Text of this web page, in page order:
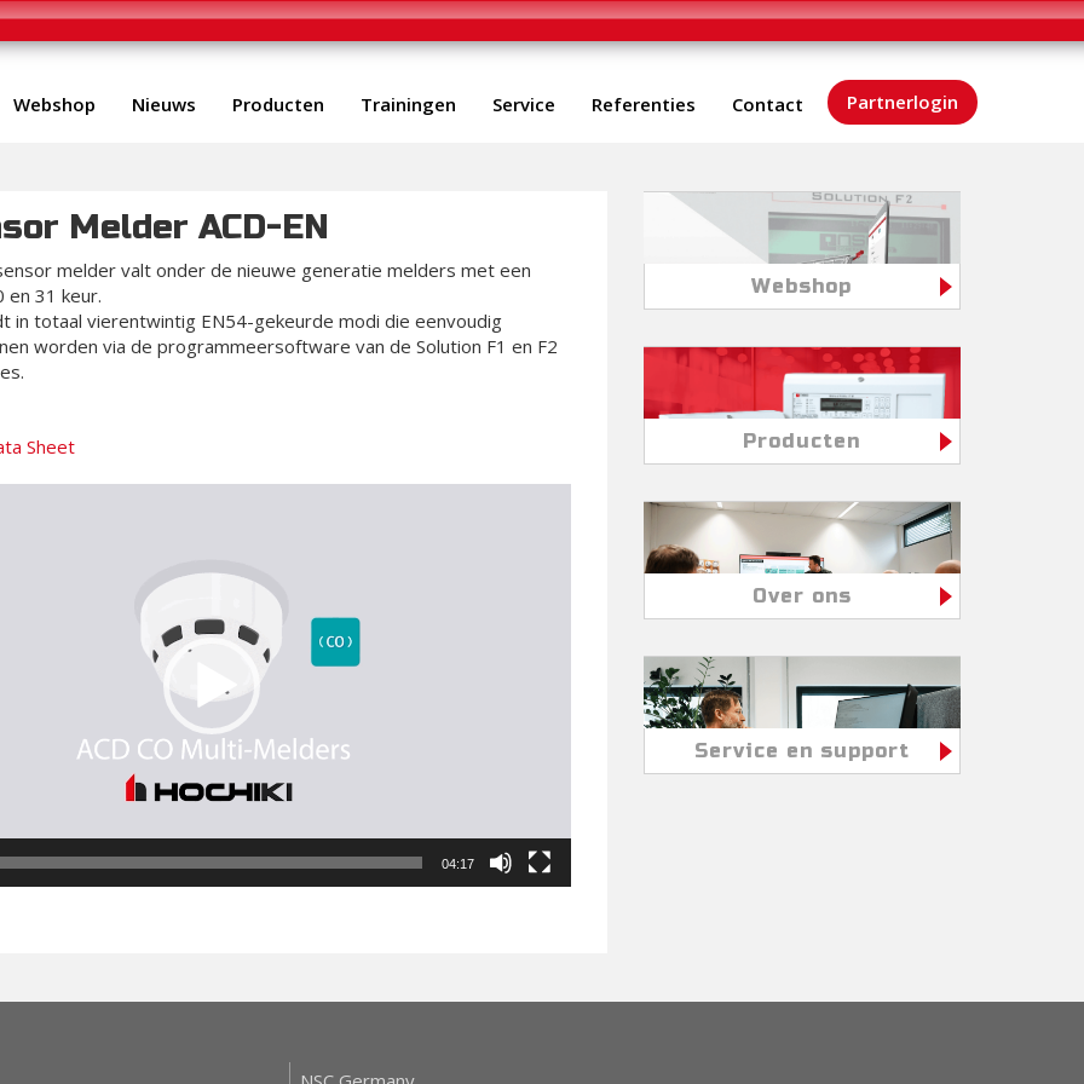
Webshop Nieuws Producten Trainingen Service Referenties Contact Partnerlogin
Melder ACD-EN
melder valt onder de nieuwe generatie melders met een
en 31 keur.
in totaal vierentwintig EN54-gekeurde modi die eenvoudig
worden via de programmeersoftware van de Solution F1 en F2
Sheet
04:17
Webshop
Producten
Over ons
Service en support